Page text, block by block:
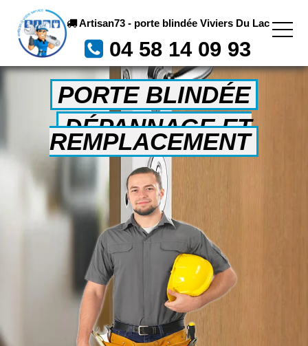
Artisan73 - porte blindée Viviers Du Lac
04 58 14 09 93
PORTE BLINDÉE
DÉPANNAGE ET
REMPLACEMENT